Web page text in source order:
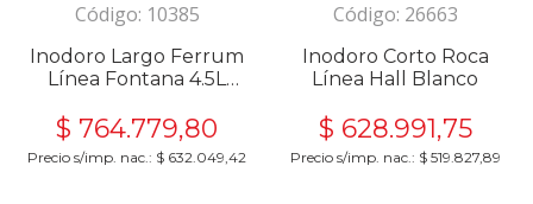
Código: 10385
Inodoro Largo Ferrum
Línea Fontana 4.5L
$ 764.779,80
Precio s/imp. nac.: $ 632.049,42
Código: 26663
Inodoro Corto Roca
Línea Hall Blanco
$ 628.991,75
Precio s/imp. nac.: $ 519.827,89